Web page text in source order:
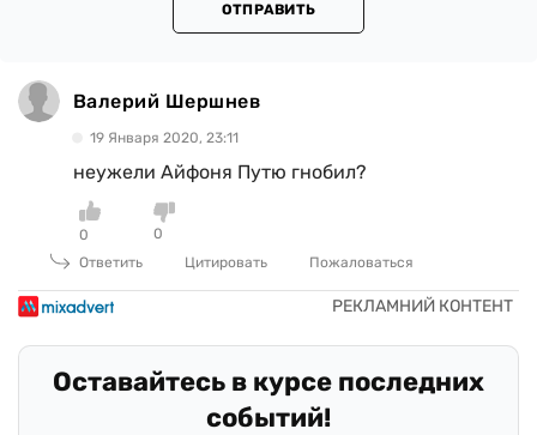
ОТПРАВИТЬ
Валерий Шершнев
19 Января 2020, 23:11
неужели Айфоня Путю гнобил?
0
0
Ответить
Цитировать Пожаловаться
Оставайтесь в курсе последних
событий!